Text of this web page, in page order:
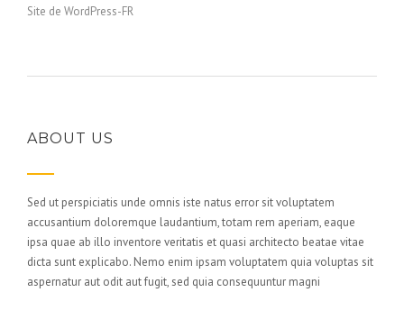
Site de WordPress-FR
ABOUT US
Sed ut perspiciatis unde omnis iste natus error sit voluptatem
accusantium doloremque laudantium, totam rem aperiam, eaque
ipsa quae ab illo inventore veritatis et quasi architecto beatae vitae
dicta sunt explicabo. Nemo enim ipsam voluptatem quia voluptas sit
aspernatur aut odit aut fugit, sed quia consequuntur magni